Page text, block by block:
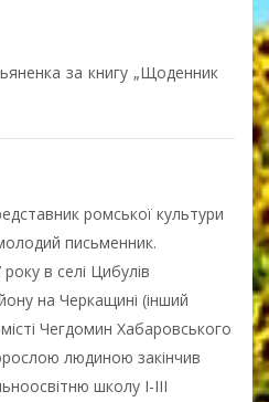
за книгу „Щоденник
ромської культури
письменник.
в селі Цибулів
на Черкащині (інший
Чегдомин Хабаровського
людиною закінчив
школу І-ІІІ